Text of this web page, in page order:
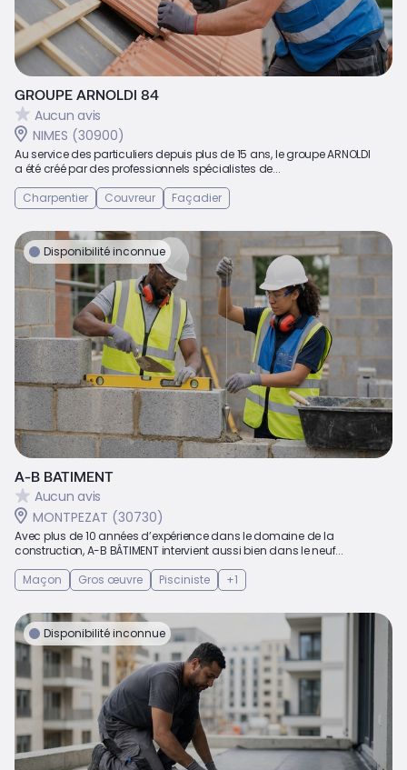
GROUPE ARNOLDI 84
Aucun avis
NIMES (30900)
Au service des particuliers depuis plus de 15 ans, le groupe ARNOLDI
a été créé par des professionnels spécialistes de...
Charpentier
Couvreur Façadier
Disponibilité inconnue
A-B BATIMENT
Aucun avis
MONTPEZAT (30730)
Avec plus de 10 années d’expérience dans le domaine de la
construction, A-B BÂTIMENT intervient aussi bien dans le neuf...
Maçon
Gros œuvre Pisciniste +1
Disponibilité inconnue